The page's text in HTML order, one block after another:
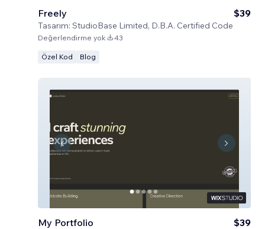
Freely
Tasarım: StudioBase Limited, D.B.A. Certified Code
$39
Değerlendirme yok 43
Özel Kod Blog
My Portfolio $39